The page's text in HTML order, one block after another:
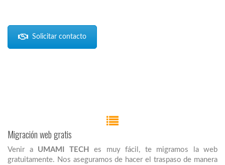
Solicitar contacto
Migración web gratis
Venir a UMAMI TECH
es muy fácil, te migramos la web
gratuitamente. Nos aseguramos de hacer el traspaso de manera